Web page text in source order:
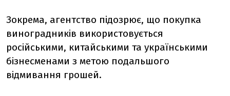
Зокрема, агентство підозрює, що покупка
виноградників використовується
російськими, китайськими та українськими
бізнесменами з метою подальшого
відмивання грошей.